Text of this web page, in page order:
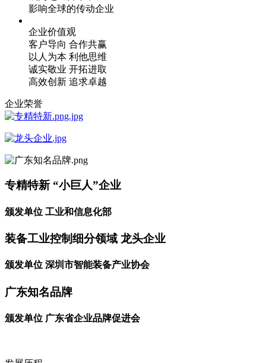
影响全球的传动企业
企业价值观
客户导向 合作共赢
以人为本 利他思维
诚实敬业 开拓进取
高效创新 追求卓越
企业荣誉
专精特新 “小巨人”企业
颁发单位 工业和信息化部
装备工业控制细分领域 龙头企业
颁发单位 深圳市智能装备产业协会
广东知名品牌
颁发单位 广东省企业品牌促进会